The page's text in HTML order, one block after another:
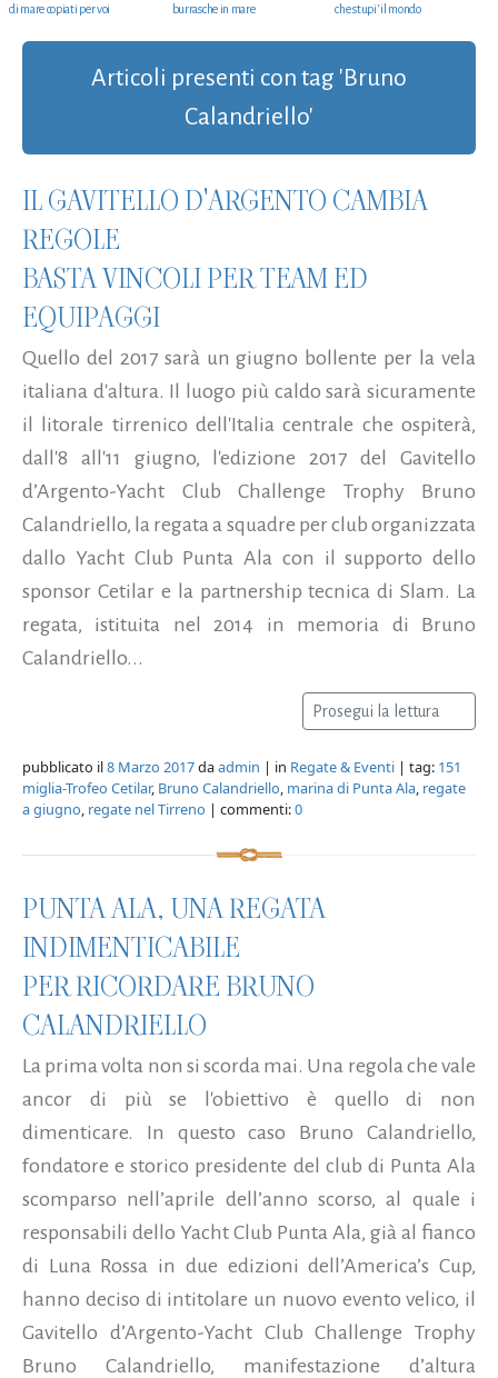
di mare copiati per voi
burrasche in mare
che stupi' il mondo
Articoli presenti con tag 'Bruno
Calandriello'
IL GAVITELLO D'ARGENTO CAMBIA
REGOLE
BASTA VINCOLI PER TEAM ED
EQUIPAGGI
Quello del 2017 sarà un giugno bollente per la vela
italiana d'altura. Il luogo più caldo sarà sicuramente
il litorale tirrenico dell'Italia centrale che ospiterà,
dall'8 all'11 giugno, l'edizione 2017 del Gavitello
d’Argento-Yacht Club Challenge Trophy Bruno
Calandriello, la regata a squadre per club organizzata
dallo Yacht Club Punta Ala con il supporto dello
sponsor Cetilar e la partnership tecnica di Slam. La
regata, istituita nel 2014 in memoria di Bruno
Calandriello...
Prosegui la lettura
pubblicato il8 Marzo 2017daadmin | in Regate & Eventi | tag: 151
miglia-Trofeo Cetilar, Bruno Calandriello, marina di Punta Ala, regate
a giugno, regate nel Tirreno | commenti:0
PUNTA ALA, UNA REGATA
INDIMENTICABILE
PER RICORDARE BRUNO
CALANDRIELLO
La prima volta non si scorda mai. Una regola che vale
ancor di più se l'obiettivo è quello di non
dimenticare. In questo caso Bruno Calandriello,
fondatore e storico presidente del club di Punta Ala
scomparso nell’aprile dell’anno scorso, al quale i
responsabili dello Yacht Club Punta Ala, già al fianco
di Luna Rossa in due edizioni dell’America’s Cup,
hanno deciso di intitolare un nuovo evento velico, il
Gavitello d’Argento-Yacht Club Challenge Trophy
Bruno Calandriello, manifestazione d’altura